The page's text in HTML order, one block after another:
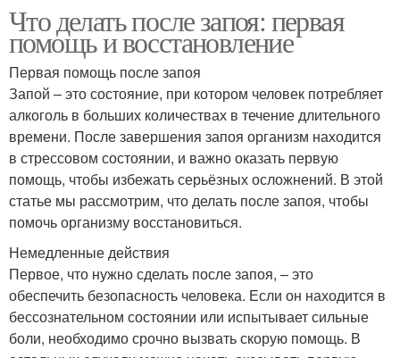
Что делать после запоя: первая
помощь и восстановление
Первая помощь после запоя
Запой – это состояние, при котором человек потребляет
алкоголь в больших количествах в течение длительного
времени. После завершения запоя организм находится
в стрессовом состоянии, и важно оказать первую
помощь, чтобы избежать серьёзных осложнений. В этой
статье мы рассмотрим, что делать после запоя, чтобы
помочь организму восстановиться.
Немедленные действия
Первое, что нужно сделать после запоя, – это
обеспечить безопасность человека. Если он находится в
бессознательном состоянии или испытывает сильные
боли, необходимо срочно вызвать скорую помощь. В